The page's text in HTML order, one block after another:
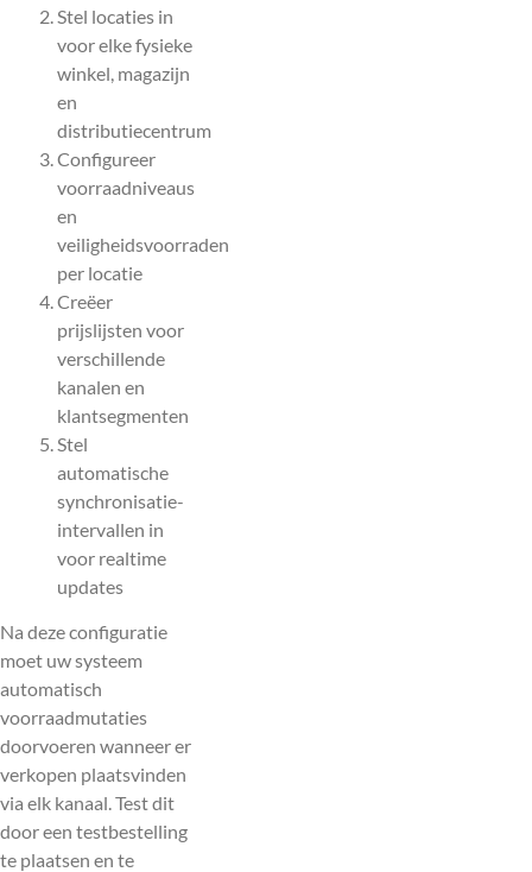
Stel locaties in
voor elke fysieke
winkel, magazijn
en
distributiecentrum
Configureer
voorraadniveaus
en
veiligheidsvoorraden
per locatie
Creëer
prijslijsten voor
verschillende
kanalen en
klantsegmenten
Stel
automatische
synchronisatie-
intervallen in
voor realtime
updates
Na deze configuratie
moet uw systeem
automatisch
voorraadmutaties
doorvoeren wanneer er
verkopen plaatsvinden
via elk kanaal. Test dit
door een testbestelling
te plaatsen en te